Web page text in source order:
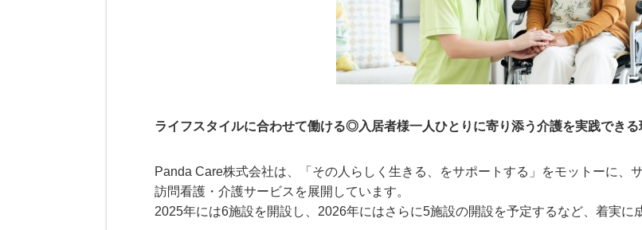
ライフスタイルに合わせて働ける◎入居者様一人ひとりに寄り添う介護を実践できる
Panda Care株式会社は、「その人らしく生きる、をサポートする」をモットーに、
訪問看護・介護サービスを展開しています。
2025年には6施設を開設し、2026年にはさらに5施設の開設を予定するなど、着実に